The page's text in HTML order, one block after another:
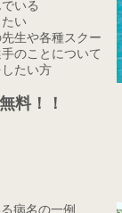
いる
い
生や各種スクー
のことについて
たい方
料！！
病名の一例